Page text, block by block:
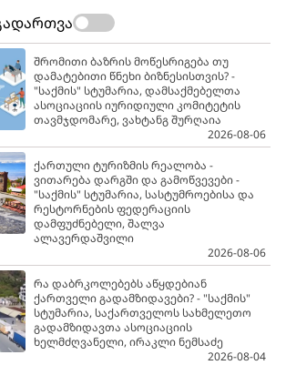
შრომითი ბაზრის მოწესრიგება თუ
დამატებითი წნეხი ბიზნესისთვის? -
"საქმის" სტუმარია, დამსაქმებელთა
ასოციაციის იურიდიული კომიტეტის
თავმჯდომარე, ვახტანგ შურღაია
2026-08-06
ქართული ტურიზმის რეალობა -
ვითარება დარგში და გამოწვევები -
"საქმის" სტუმარია, სასტუმროებისა და
რესტორნების ფედერაციის
დამფუძნებელი, შალვა
ალავერდაშვილი
2026-08-06
რა დაბრკოლებებს აწყდებიან
ქართველი გადამზიდავები? - "საქმის"
სტუმარია, საქართველოს სახმელეთო
გადამზიდავთა ასოციაციის
ხელმძღვანელი, ირაკლი ნემსაძე
2026-08-04